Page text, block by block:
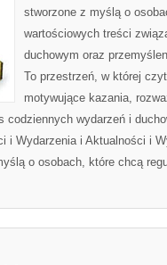
stworzone z myślą o
wartościowych treści
duchowym oraz
To przestrzeń, w której
motywujące kazania,
codziennych wydarzeń i
i Wydarzenia i Aktualności i
o osobach, które chcą